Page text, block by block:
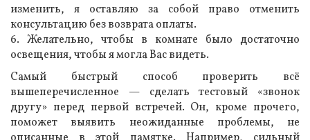
изменить, я оставляю за собой право отменить
консультацию без возврата оплаты.
6. Желательно, чтобы в комнате было достаточно
освещения, чтобы я могла Вас видеть.
Самый быстрый способ проверить всё
вышеперечисленное — сделать тестовый «звонок
другу» перед первой встречей. Он, кроме прочего,
поможет выявить неожиданные проблемы, не